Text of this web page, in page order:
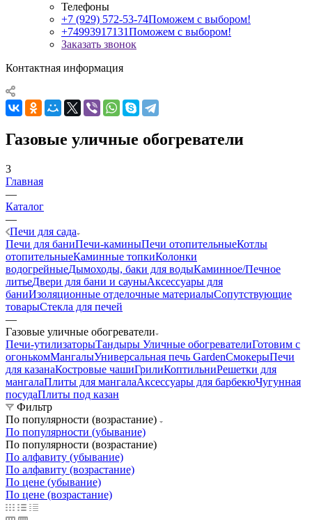
Телефоны
+7 (929) 572-53-74Поможем с выбором!
+74993917131Поможем с выбором!
Заказать звонок
Контактная информация
Газовые уличные обогреватели
3
Главная
—
Каталог
—
Печи для сада
Печи для баниПечи-каминыПечи отопительныеКотлы
отопительныеКаминные топкиКолонки
водогрейныеДымоходы, баки для водыКаминное/Печное
литьеДвери для бани и сауныАксессуары для
баниИзоляционные отделочные материалыСопутствующие
товарыСтекла для печей
—
Газовые уличные обогреватели
Печи-утилизаторыТандыры Уличные обогревателиГотовим с
огонькомМангалыУниверсальная печь GardenСмокерыПечи
для казанаКостровые чашиГрилиКоптильниРешетки для
мангалаПлиты для мангалаАксессуары для барбекюЧугунная
посудаПлиты под казан
Фильтр
По популярности (возрастание)
По популярности (убывание)
По популярности (возрастание)
По алфавиту (убывание)
По алфавиту (возрастание)
По цене (убывание)
По цене (возрастание)